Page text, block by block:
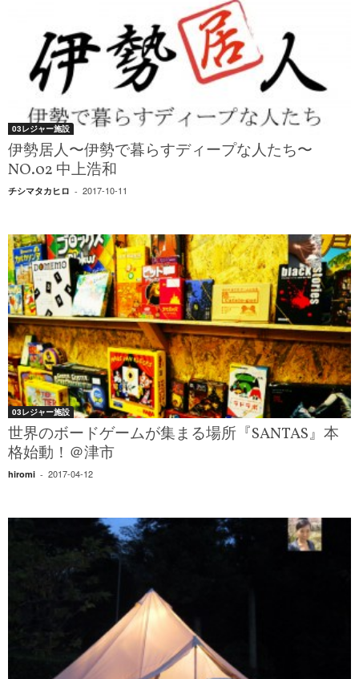
03レジャー施設
伊勢居人〜伊勢で暮らすディープな人たち〜
NO.02 中上浩和
チシマタカヒロ - 2017-10-11
03レジャー施設
世界のボードゲームが集まる場所『SANTAS』本
格始動！＠津市
hiromi - 2017-04-12